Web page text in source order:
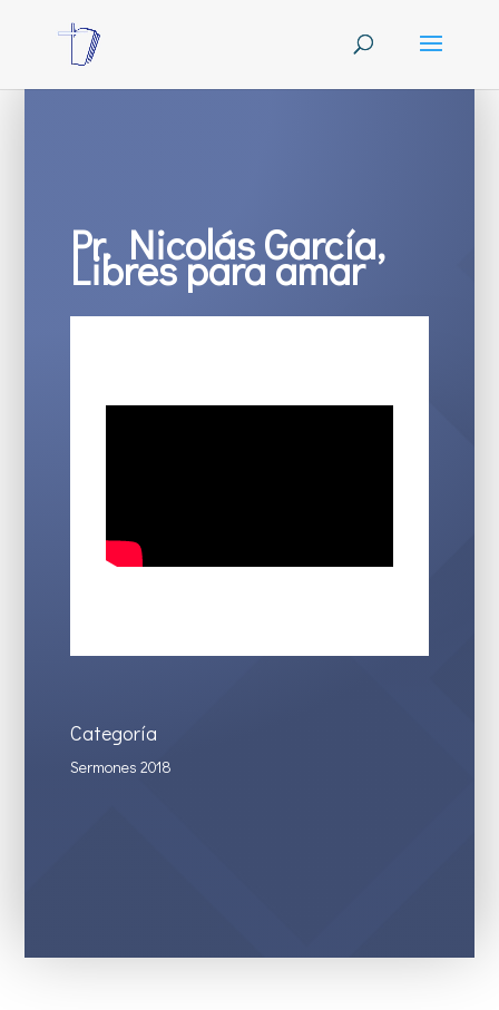
Pr. Nicolás García,
Libres para amar
Categoría
Sermones 2018